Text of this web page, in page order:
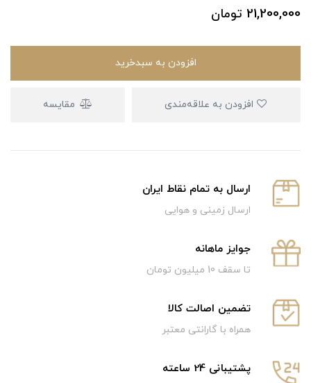
21,200,000 تومان
افزودن به سبدخرید
مقایسه
ارسال به تمام نقاط ایران
ارسال زمینی و هوایی
جوایز ماهانه
تا سقف 10 میلیون تومان
تضمین اصالت کالا
همراه با گارانتی معتبر
پشتیبانی 24 ساعته